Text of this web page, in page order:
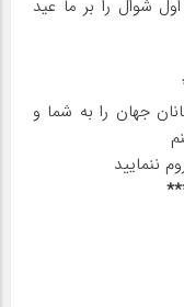
شوال را بر ما عید
جهان را به شما و
ننمایید